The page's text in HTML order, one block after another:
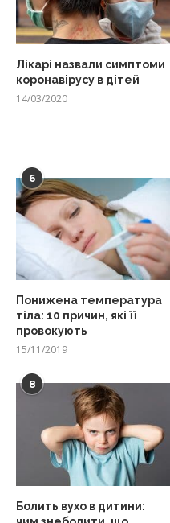
Лікарі назвали симптоми
коронавірусу в дітей
14/03/2020
6
Понижена температура
тіла: 10 причин, які її
провокують
15/11/2019
8
Болить вухо в дитини: